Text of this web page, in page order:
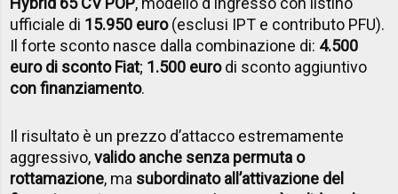
ufficiale di 15.950 euro(esclusi IPT e contributo PFU).
Il forte sconto nasce dalla combinazione di: 4.500
euro di sconto Fiat; 1.500 eurodi sconto aggiuntivo
con finanziamento.
Il risultato è un prezzo d’attacco estremamente
aggressivo,valido anche senza permuta o
rottamazione, ma subordinato all’attivazione del